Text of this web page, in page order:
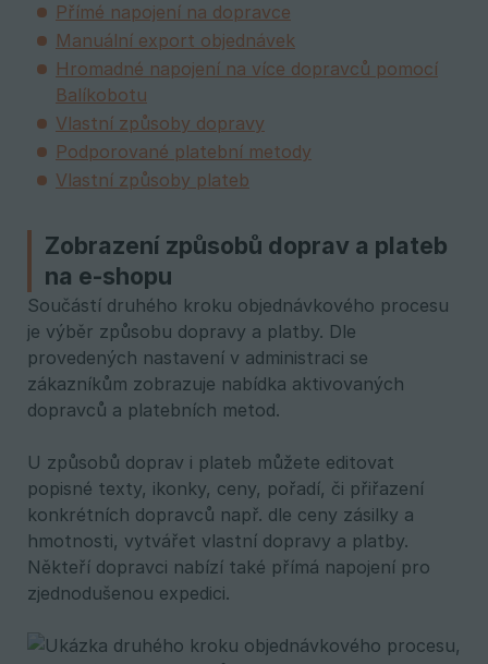
Přímé napojení na dopravce
Manuální export objednávek
Hromadné napojení na více dopravců pomocí
Balíkobotu
Vlastní způsoby dopravy
Podporované platební metody
Vlastní způsoby plateb
Zobrazení způsobů doprav a plateb
na e-shopu
Součástí druhého kroku objednávkového procesu
je výběr způsobu dopravy a platby. Dle
provedených nastavení v administraci se
zákazníkům zobrazuje nabídka aktivovaných
dopravců a platebních metod.
U způsobů doprav i plateb můžete editovat
popisné texty, ikonky, ceny, pořadí, či přiřazení
konkrétních dopravců např. dle ceny zásilky a
hmotnosti, vytvářet vlastní dopravy a platby.
Někteří dopravci nabízí také přímá napojení pro
zjednodušenou expedici.